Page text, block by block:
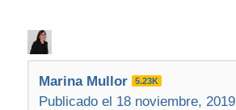
Marina Mullor 5.23K
Publicado el 18 noviembre, 2019